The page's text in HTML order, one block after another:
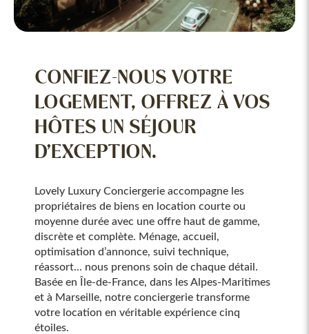
CONFIEZ-NOUS VOTRE
LOGEMENT, OFFREZ À VOS
HÔTES UN SÉJOUR
D’EXCEPTION.
Lovely Luxury Conciergerie accompagne les
propriétaires de biens en location courte ou
moyenne durée avec une offre haut de gamme,
discrète et complète. Ménage, accueil,
optimisation d’annonce, suivi technique,
réassort... nous prenons soin de chaque détail.
Basée en Île-de-France, dans les Alpes-Maritimes
et à Marseille, notre conciergerie transforme
votre location en véritable expérience cinq
étoiles.